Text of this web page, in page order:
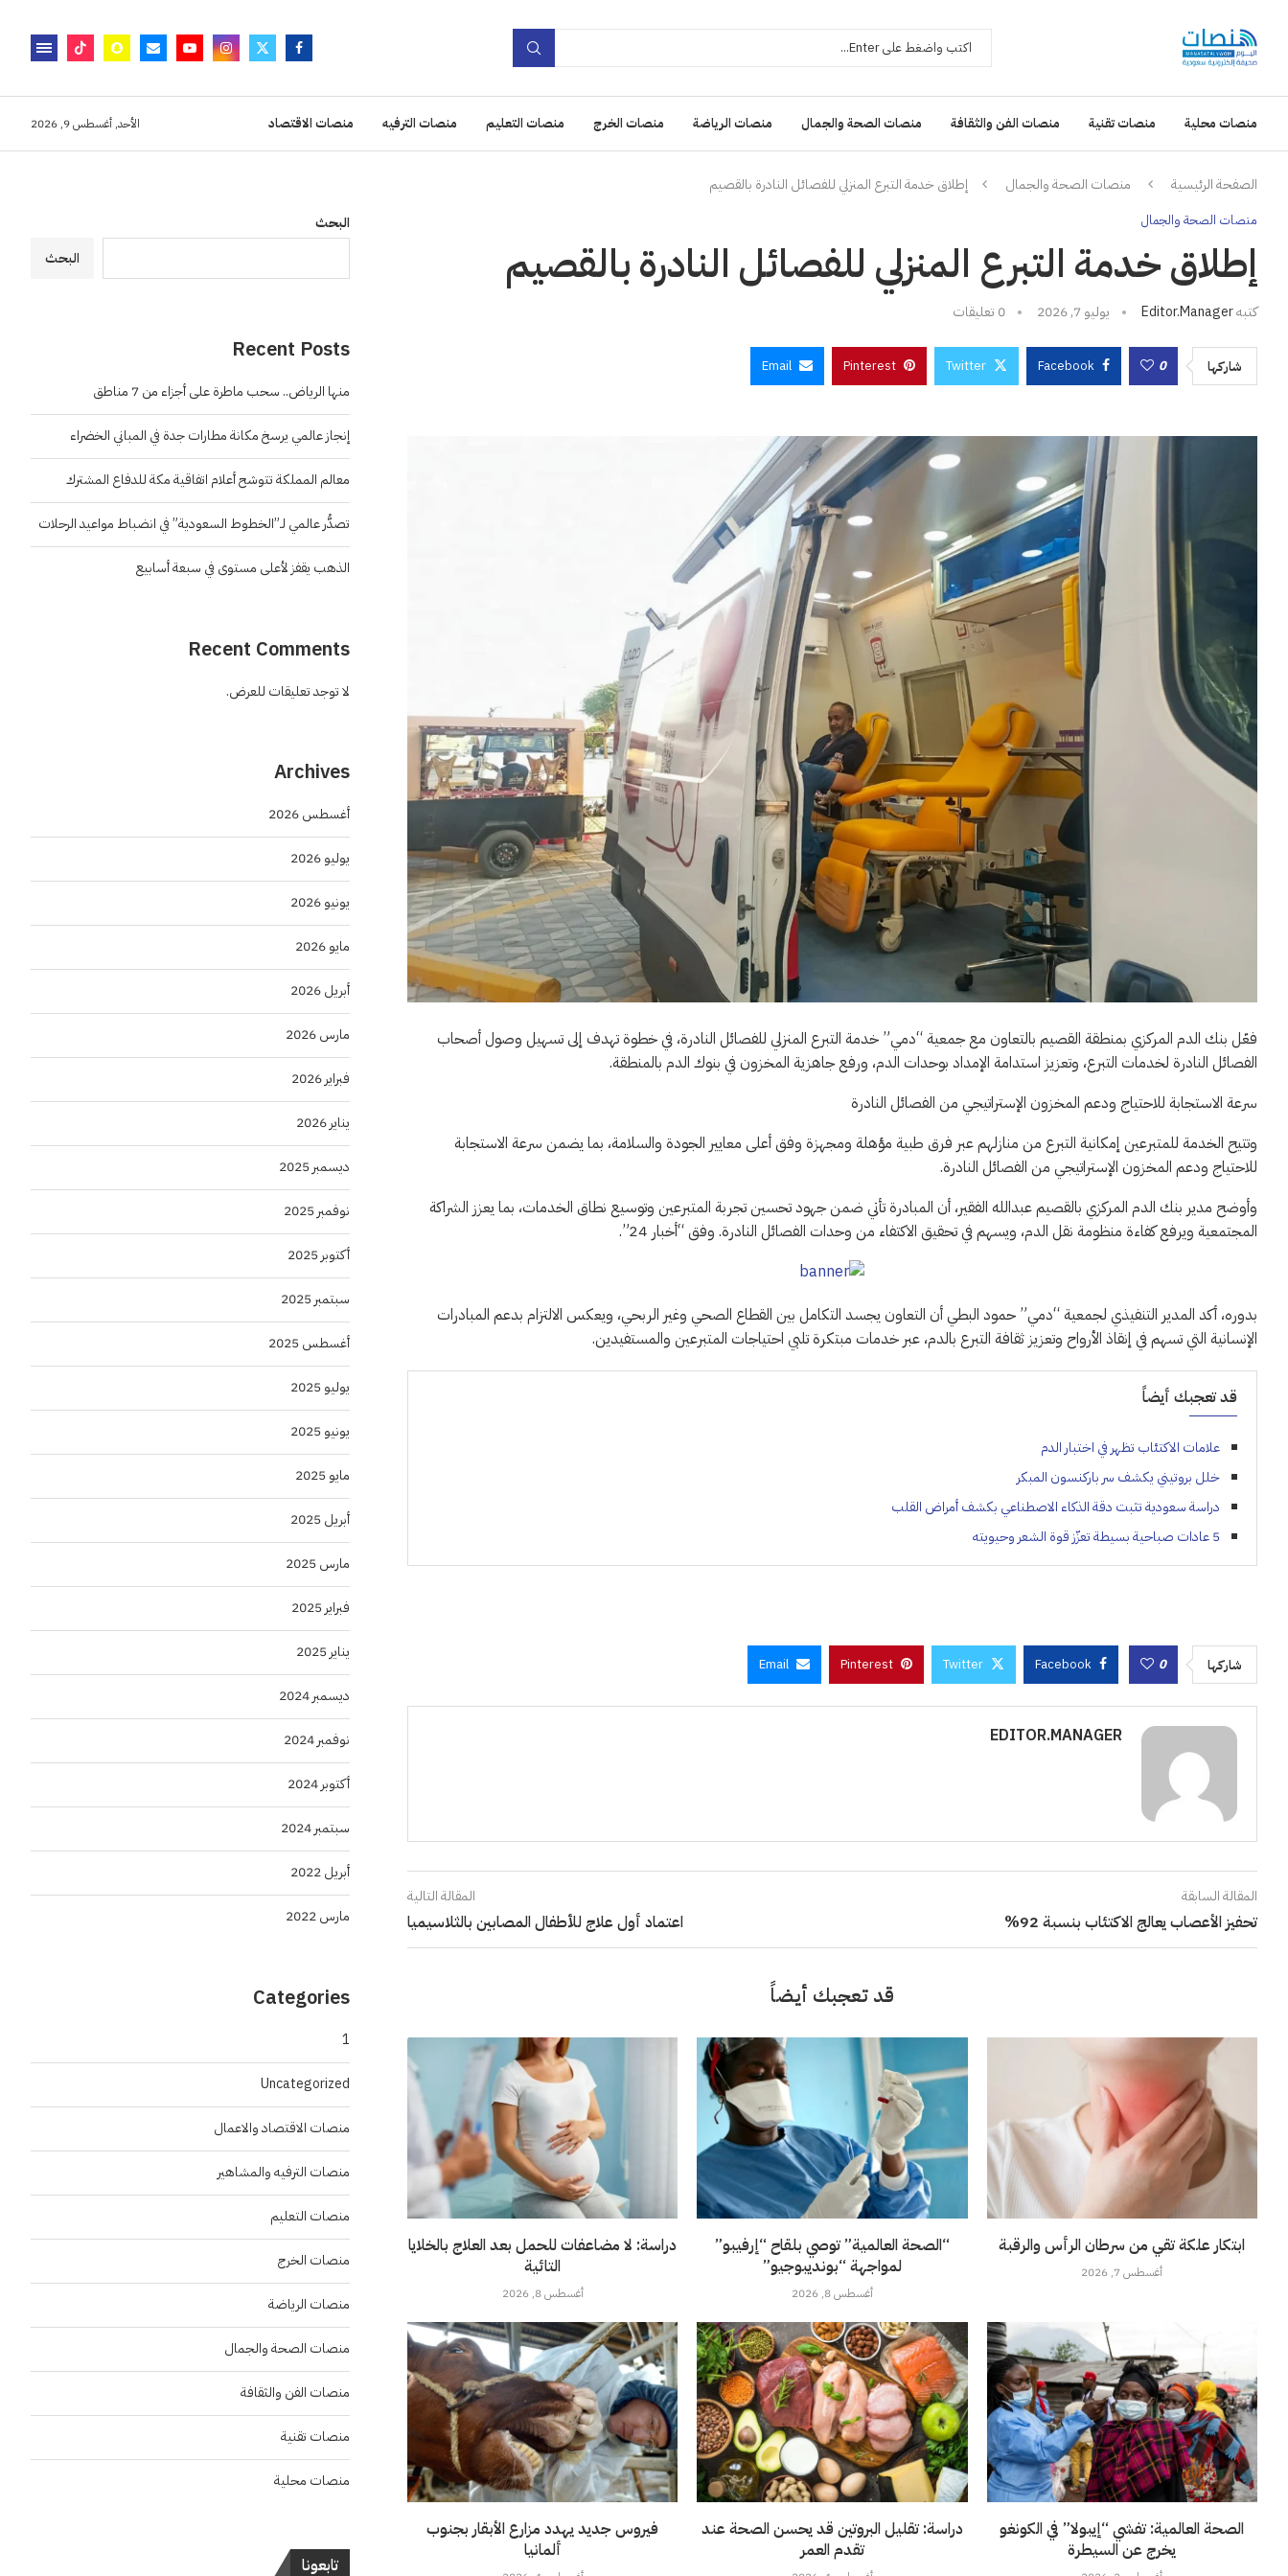
منصات محلية منصات تقنية منصات الفن والثقافة منصات الصحة والجمال منصات الرياضة منصات الخرج منصات التعليم منصات الترفيه منصات الاقتصاد الأحد, أغسطس 9, 2026
الصفحة الرئيسية منصات الصحة والجمال إطلاق خدمة التبرع المنزلي للفصائل النادرة بالقصيم
منصات الصحة والجمال
إطلاق خدمة التبرع المنزلي للفصائل النادرة بالقصيم
كتبهEditor.manager يوليو 7, 2026 0 تعليقات
شاركها 0
Facebook
Twitter
Pinterest
Email
فعّل بنك الدم المركزي بمنطقة القصيم بالتعاون مع جمعية “دمي” خدمة التبرع المنزلي للفصائل النادرة، في خطوة تهدف إلى تسهيل وصول أصحاب
الفصائل النادرة لخدمات التبرع، وتعزيز استدامة الإمداد بوحدات الدم، ورفع جاهزية المخزون في بنوك الدم بالمنطقة.
سرعة الاستجابة للاحتياج ودعم المخزون الإستراتيجي من الفصائل النادرة
وتتيح الخدمة للمتبرعين إمكانية التبرع من منازلهم عبر فرق طبية مؤهلة ومجهزة وفق أعلى معايير الجودة والسلامة، بما يضمن سرعة الاستجابة
للاحتياج ودعم المخزون الإستراتيجي من الفصائل النادرة.
وأوضح مدير بنك الدم المركزي بالقصيم عبدالله الفقير، أن المبادرة تأتي ضمن جهود تحسين تجربة المتبرعين وتوسيع نطاق الخدمات، بما يعزز الشراكة
المجتمعية ويرفع كفاءة منظومة نقل الدم، ويسهم في تحقيق الاكتفاء من وحدات الفصائل النادرة. وفق “أخبار 24”.
بدوره، أكد المدير التنفيذي لجمعية “دمي” حمود البطي أن التعاون يجسد التكامل بين القطاع الصحي وغير الربحي، ويعكس الالتزام بدعم المبادرات
الإنسانية التي تسهم في إنقاذ الأرواح وتعزيز ثقافة التبرع بالدم، عبر خدمات مبتكرة تلبي احتياجات المتبرعين والمستفيدين.
قد تعجبك أيضاً
علامات الاكتئاب تظهر في اختبار الدم
خلل بروتيني يكشف سر باركنسون المبكر
دراسة سعودية تثبت دقة الذكاء الاصطناعي بكشف أمراض القلب
5 عادات صباحية بسيطة تعزّز قوة الشعر وحيويته
شاركها 0
Facebook
Twitter
Pinterest
Email
EDITOR.MANAGER
المقالة السابقة
تحفيز الأعصاب يعالج الاكتئاب بنسبة 92%
المقالة التالية
اعتماد أول علاج للأطفال المصابين بالثلاسيميا
قد تعجبك أيضاً
دراسة: لا مضاعفات للحمل بعد العلاج بالخلايا
التائية
أغسطس 8, 2026
“الصحة العالمية” توصي بلقاح “إرفيبو”
لمواجهة “بونديبوجيو”
أغسطس 8, 2026
ابتكار علكة تقي من سرطان الرأس والرقبة
أغسطس 7, 2026
فيروس جديد يهدد مزارع الأبقار بجنوب
ألمانيا
دراسة: تقليل البروتين قد يحسن الصحة عند
تقدم العمر
الصحة العالمية: تفشي “إيبولا” في الكونغو
يخرج عن السيطرة
البحث
البحث
Recent Posts
منها الرياض.. سحب ماطرة على أجزاء من 7 مناطق
إنجاز عالمي يرسخ مكانة مطارات جدة في المباني الخضراء
معالم المملكة تتوشح أعلام اتفاقية مكة للدفاع المشترك
تصدُّر عالمي لـ”الخطوط السعودية” في انضباط مواعيد الرحلات
الذهب يقفز لأعلى مستوى في سبعة أسابيع
Recent Comments
لا توجد تعليقات للعرض.
Archives
أغسطس 2026
يوليو 2026
يونيو 2026
مايو 2026
أبريل 2026
مارس 2026
فبراير 2026
يناير 2026
ديسمبر 2025
نوفمبر 2025
أكتوبر 2025
سبتمبر 2025
أغسطس 2025
يوليو 2025
يونيو 2025
مايو 2025
أبريل 2025
مارس 2025
فبراير 2025
يناير 2025
ديسمبر 2024
نوفمبر 2024
أكتوبر 2024
سبتمبر 2024
أبريل 2022
مارس 2022
Categories
1
Uncategorized
منصات الاقتصاد والاعمال
منصات الترفيه والمشاهير
منصات التعليم
منصات الخرج
منصات الرياضة
منصات الصحة والجمال
منصات الفن والثقافة
منصات تقنية
منصات محلية
تابعونا